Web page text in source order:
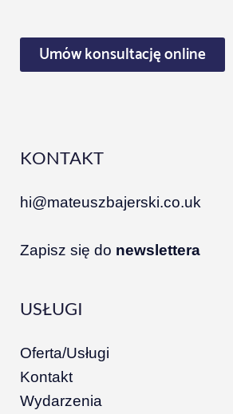
Umów konsultację online
KONTAKT
hi@mateuszbajerski.co.uk
Zapisz się do newslettera
USŁUGI
Oferta/Usługi
Kontakt
Wydarzenia